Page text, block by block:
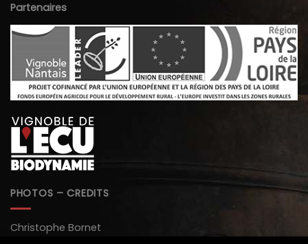
Partenaires
PHOTOS – CREDITS
Christophe Bornet